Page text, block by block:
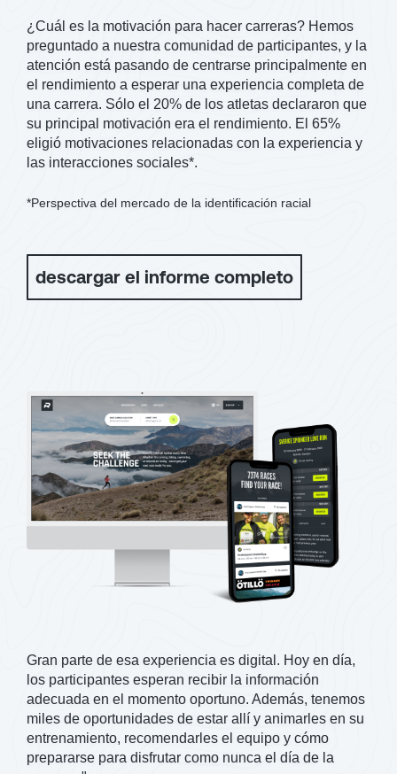
¿Cuál es la motivación para hacer carreras? Hemos
preguntado a nuestra comunidad de participantes, y la
atención está pasando de centrarse principalmente en
el rendimiento a esperar una experiencia completa de
una carrera. Sólo el 20% de los atletas declararon que
su principal motivación era el rendimiento. El 65%
eligió motivaciones relacionadas con la experiencia y
las interacciones sociales*.
*Perspectiva del mercado de la identificación racial
descargar el informe completo
Gran parte de esa experiencia es digital. Hoy en día,
los participantes esperan recibir la información
adecuada en el momento oportuno. Además, tenemos
miles de oportunidades de estar allí y animarles en su
entrenamiento, recomendarles el equipo y cómo
prepararse para disfrutar como nunca el día de la